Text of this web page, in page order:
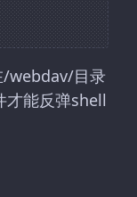
/webdav/目录
才能反弹shell